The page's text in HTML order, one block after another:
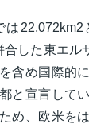
した東エル
含め国際的
と宣言して
め、欧米を